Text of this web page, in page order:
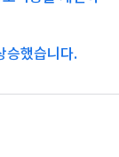
승했습니다.